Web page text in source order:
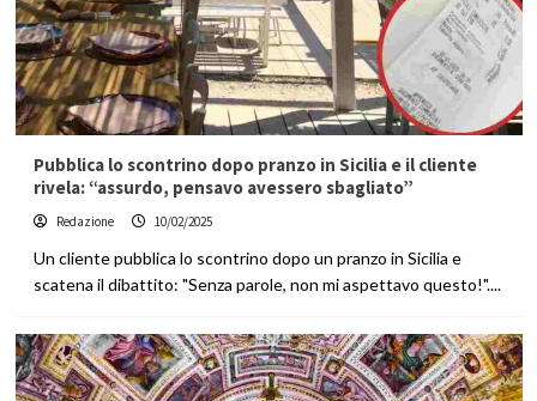
Pubblica lo scontrino dopo pranzo in Sicilia e il cliente
rivela: “assurdo, pensavo avessero sbagliato”
Redazione 10/02/2025
Un cliente pubblica lo scontrino dopo un pranzo in Sicilia e
scatena il dibattito: "Senza parole, non mi aspettavo questo!"....